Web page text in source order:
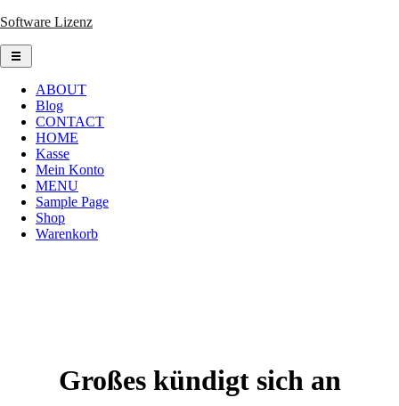
Skip
content
Software Lizenz
ABOUT
Blog
CONTACT
HOME
Kasse
Mein Konto
MENU
Sample Page
Shop
Warenkorb
Großes kündigt sich an